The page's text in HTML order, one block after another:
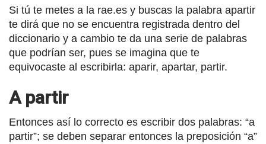
Si tú te metes a la rae.es y buscas la palabra apartir
te dirá que no se encuentra registrada dentro del
diccionario y a cambio te da una serie de palabras
que podrían ser, pues se imagina que te
equivocaste al escribirla: aparir, apartar, partir.
A partir
Entonces así lo correcto es escribir dos palabras: “a
partir”; se deben separar entonces la preposición “a”